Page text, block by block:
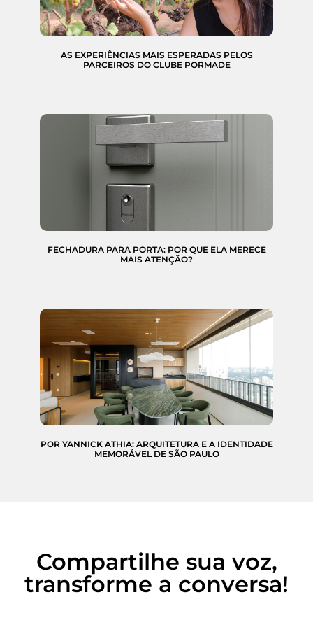
AS EXPERIÊNCIAS MAIS ESPERADAS PELOS
PARCEIROS DO CLUBE PORMADE
FECHADURA PARA PORTA: POR QUE ELA MERECE
MAIS ATENÇÃO?
POR YANNICK ATHIA: ARQUITETURA E A IDENTIDADE
MEMORÁVEL DE SÃO PAULO
Compartilhe sua voz,
transforme a conversa!